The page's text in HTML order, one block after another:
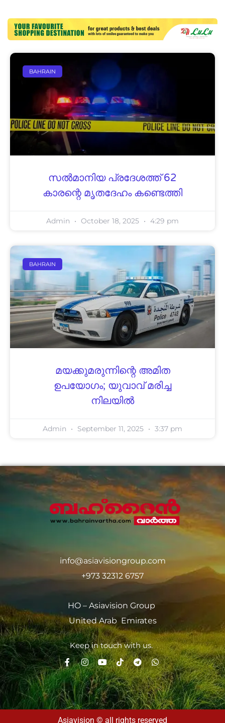
BAHRAIN
സല്‍മാനിയ പ്രദേശത്ത് 62
കാരന്റെ മൃതദേഹം കണ്ടെത്തി
Admin October 18, 2025 4:29 pm
BAHRAIN
മയക്കുമരുന്നിന്റെ അമിത
ഉപയോഗം; യുവാവ് മരിച്ച
നിലയില്‍
Admin September 11, 2025 3:37 pm
info@asiavisiongroup.com
+973 32312 6757
HO – Asiavision Group
United Arab Emirates
Keep in touch with us.
Asiavision © all rights reserved